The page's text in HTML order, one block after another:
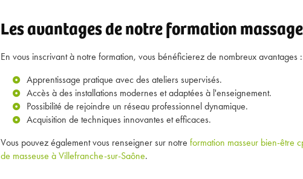
Les avantages de notre formation
En vous inscrivant à notre formation, vous bénéficierez de nombreux avantages :
Apprentissage pratique avec des ateliers supervisés.
Accès à des installations modernes et adaptées à l'enseignement.
Possibilité de rejoindre un réseau professionnel dynamique.
Acquisition de techniques innovantes et efficaces.
Vous pouvez également vous renseigner sur notre formation masseur bien-être
de masseuse à Villefranche-sur-Saône.